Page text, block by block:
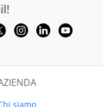
siamo